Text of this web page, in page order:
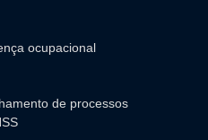
ocupacional
de processos